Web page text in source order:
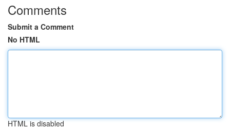
Comments
Submit a Comment
No HTML
HTML is disabled